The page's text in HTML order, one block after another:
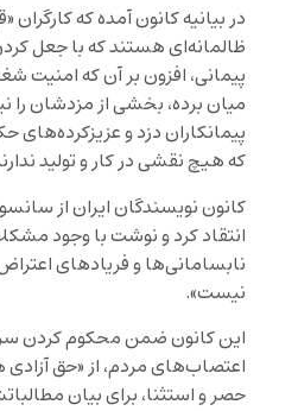
در بیانیه کانون آمده که
ظالمانه‌ای هستند که با جعل
پیمانی، افزون بر آن که امنیت
میان برده، بخشی از مزدشان را
پیمانکاران دزد و عزیزکرده‌های
که هیچ نقشی در کار و تولید
کانون نویسندگان ایران از
انتقاد کرد و نوشت با وجود
نابسامانی‌ها و فریادهای
نیست».
این کانون ضمن محکوم کردن
اعتصاب‌های مردم، از «حق
حصر و استثنا، برای بیان